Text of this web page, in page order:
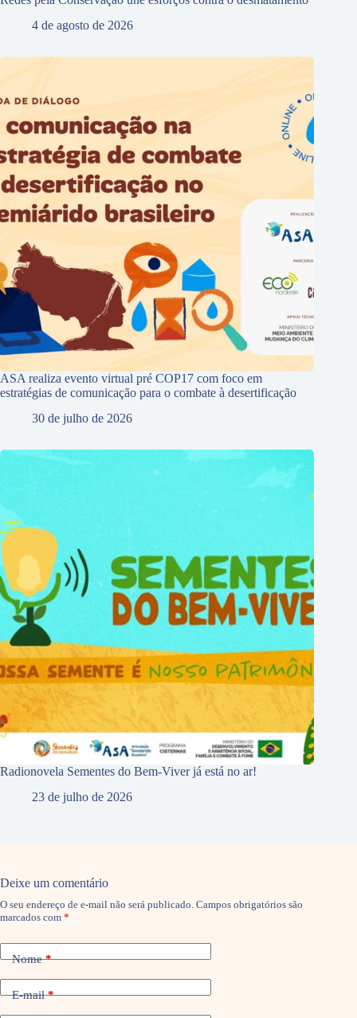
4 de agosto de 2026
ASA realiza evento virtual pré COP17 com foco em
estratégias de comunicação para o combate à desertificação
30 de julho de 2026
Radionovela Sementes do Bem-Viver já está no ar!
23 de julho de 2026
Deixe um comentário
O seu endereço de e-mail não será publicado. Campos obrigatórios são
marcados com *
Nome*
E-mail*